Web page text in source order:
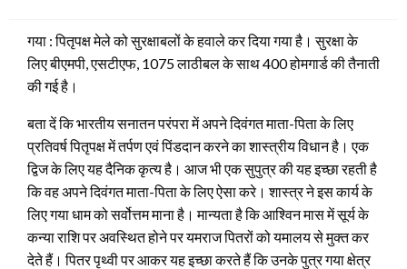
गया : पितृपक्ष मेले को सुरक्षाबलों के हवाले कर दिया गया है। सुरक्षा के
लिए बीएमपी, एसटीएफ, 1075 लाठीबल के साथ 400 होमगार्ड की तैनाती
की गई है।
बता दें कि भारतीय सनातन परंपरा में अपने दिवंगत माता-पिता के लिए
प्रतिवर्ष पितृपक्ष में तर्पण एवं पिंडदान करने का शास्त्रीय विधान है। एक
द्विज के लिए यह दैनिक कृत्य है। आज भी एक सुपुत्र की यह इच्छा रहती है
कि वह अपने दिवंगत माता-पिता के लिए ऐसा करे। शास्त्र ने इस कार्य के
लिए गया धाम को सर्वोत्तम माना है। मान्यता है कि आश्विन मास में सूर्य के
कन्या राशि पर अवस्थित होने पर यमराज पितरों को यमालय से मुक्त कर
देते हैं। पितर पृथ्वी पर आकर यह इच्छा करते हैं कि उनके पुत्र गया क्षेत्र